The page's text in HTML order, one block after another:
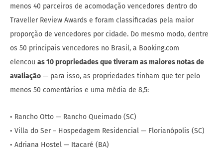
menos 40 parceiros de acomodação vencedores dentro do
Traveller Review Awards e foram classificadas pela maior
proporção de vencedores por cidade. Do mesmo modo, dentre
os 50 principais vencedores no Brasil, a Booking.com
elencou as 10 propriedades que tiveram as maiores notas de
avaliação — para isso, as propriedades tinham que ter pelo
menos 50 comentários e uma média de 8,5:
• Rancho Otto — Rancho Queimado (SC)
• Villa do Ser – Hospedagem Residencial — Florianópolis (SC)
• Adriana Hostel — Itacaré (BA)